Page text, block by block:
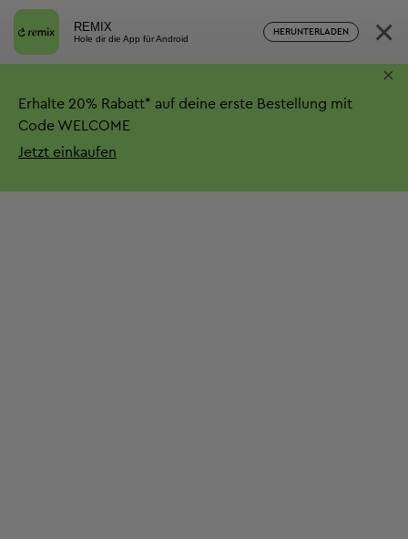
REMIX
Hole dir die App für Android
HERUNTERLADEN ×
Erhalte 20% Rabatt* auf deine erste Bestellung mit
Code WELCOME
Jetzt einkaufen
×